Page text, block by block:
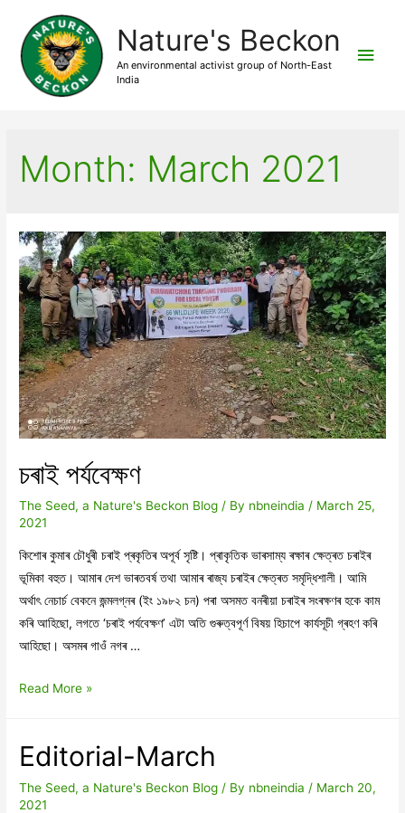
Nature's Beckon
An environmental activist group of North-East
India
Main
Month: March 2021
চৰাই পৰ্যবেক্ষণ
The Seed, a Nature's Beckon Blog / By nbneindia / March 25,
2021
কিশোৰ কুমাৰ চৌধুৰী চৰাই প্ৰকৃতিৰ অপূৰ্ব সৃষ্টি। প্ৰাকৃতিক ভাৰসাম্য ৰক্ষাৰ ক্ষেত্ৰত চৰাইৰ
ভূমিকা বহুত। আমাৰ দেশ ভাৰতবৰ্ষ তথা আমাৰ ৰাজ্য চৰাইৰ ক্ষেত্ৰত সমৃদ্ধিশালী। আমি
অৰ্থাৎ নেচাৰ্চ বেকনে জন্মলগ্নৰ (ইং ১৯৮২ চন) পৰা অসমত বনৰীয়া চৰাইৰ সংৰক্ষণৰ হকে কাম
কৰি আহিছো, লগতে ‘চৰাই পৰ্যবেক্ষণ’ এটা অতি গুৰুত্বপূৰ্ণ বিষয় হিচাপে কাৰ্যসূচী গ্ৰহণ কৰি
আহিছো। অসমৰ গাওঁ নগৰ …
চৰাই
Read More »
Editorial-March
The Seed, a Nature's Beckon Blog / By nbneindia / March 20,
2021